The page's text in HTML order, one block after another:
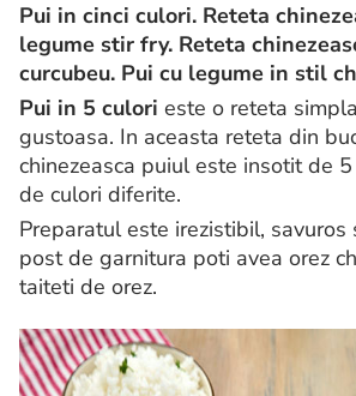
Pui in cinci culori. Reteta
legume stir fry. Reteta
curcubeu. Pui cu legume in stil
Pui in 5 culori este o reteta
gustoasa. In aceasta reteta din
chinezeasca puiul este insotit de
de culori diferite.
Preparatul este irezistibil, savuros
post de garnitura poti avea orez
taiteti de orez.